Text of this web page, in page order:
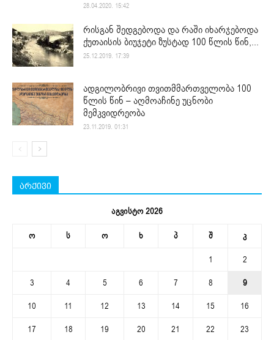
28.04.2020. 15:42
რისგან შედგებოდა და რაში იხარჯებოდა
ქუთაისის ბიუჯეტი ზუსტად 100 წლის წინ,...
25.12.2019. 17:39
ადგილობრივი თვითმმართველობა 100
წლის წინ – აღმოაჩინე უცნობი
მემკვიდრეობა
23.11.2019. 01:31
არქივი
აგვისტო 2026
ო ს ო ხ პ შ კ
1
2
3
4 5 6 7 8
9
10
11 12 13 14 15
16
17
18 19 20 21 22
23